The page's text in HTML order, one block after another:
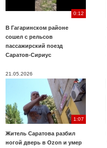
0:12
В Гагаринском районе
сошел с рельсов
пассажирский поезд
Саратов-Сириус
21.05.2026
1:07
Житель Саратова разбил
ногой дверь в Ozon и умер